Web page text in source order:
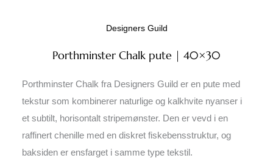
Designers Guild
Porthminster Chalk pute | 40×30
Porthminster Chalk fra Designers Guild er en pute med
tekstur som kombinerer naturlige og kalkhvite nyanser i
et subtilt, horisontalt stripemønster. Den er vevd i en
raffinert chenille med en diskret fiskebensstruktur, og
baksiden er ensfarget i samme type tekstil.